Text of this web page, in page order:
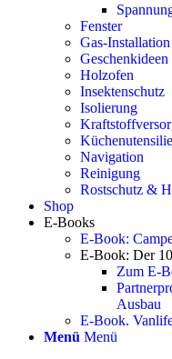
Fenster
Gas-Installation
Geschenkideen
Holzofen
Insektenschutz
Isolierung
Navigation
Reinigung
Rostschutz &
Shop
E-Books
E-Book:
E-Book: Der
Zum E-
Ausbau
E-Book.
Menü Menü